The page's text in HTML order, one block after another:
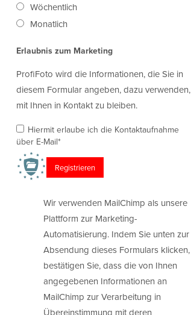
Wöchentlich
Monatlich
Erlaubnis zum Marketing
ProfiFoto wird die Informationen, die Sie in
diesem Formular angeben, dazu verwenden,
mit Ihnen in Kontakt zu bleiben.
Hiermit erlaube ich die Kontaktaufnahme
über E-Mail*
Wir verwenden MailChimp als unsere
Plattform zur Marketing-
Automatisierung. Indem Sie unten zur
Absendung dieses Formulars klicken,
bestätigen Sie, dass die von Ihnen
angegebenen Informationen an
MailChimp zur Verarbeitung in
Übereinstimmung mit deren